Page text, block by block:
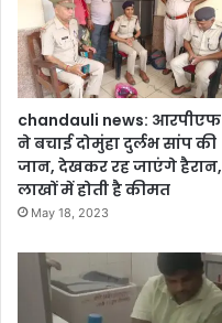
chandauli news: आरपीएफ
ने बचाई दोमुंहा दुर्लभ सांप की
जान, देखकर रह जाएंगे हैरान,
लाखों में होती है कीमत
May 18, 2023